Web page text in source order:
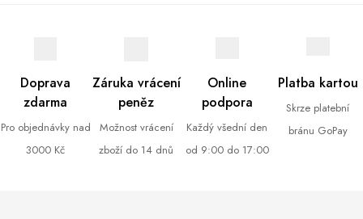
Doprava
zdarma
Pro objednávky nad
3000 Kč
Záruka vrácení
peněz
Možnost vrácení
zboží do 14 dnů
Online
podpora
Každý všední den
od 9:00 do 17:00
Platba kartou
Skrze platební
bránu GoPay